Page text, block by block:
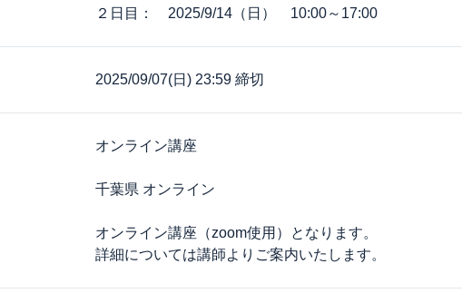
２日目： 2025/9/14（日） 10:00～17:00
2025/09/07(日) 23:59 締切
オンライン講座
千葉県 オンライン
オンライン講座（zoom使用）となります。
詳細については講師よりご案内いたします。